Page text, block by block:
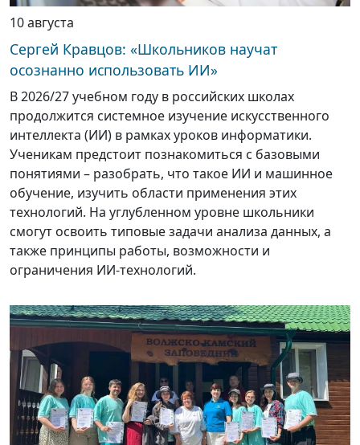
10 августа
Сергей Кравцов: «Школьников научат
осознанно использовать ИИ»
В 2026/27 учебном году в российских школах
продолжится системное изучение искусственного
интеллекта (ИИ) в рамках уроков информатики.
Ученикам предстоит познакомиться с базовыми
понятиями – разобрать, что такое ИИ и машинное
обучение, изучить области применения этих
технологий. На углубленном уровне школьники
смогут освоить типовые задачи анализа данных, а
также принципы работы, возможности и
ограничения ИИ-технологий.